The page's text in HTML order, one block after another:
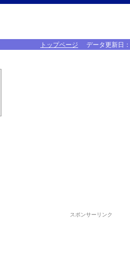
トップページ データ更新日：
スポンサーリンク